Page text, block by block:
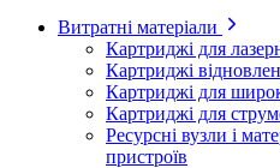
Витратні матеріали
Картриджі для
Картриджі
Картриджі для
Картриджі для
Ресурсні вузли і
пристроїв